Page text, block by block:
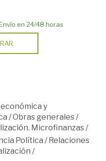
en 24/48 horas
y
/Obras generales/
Microfinanzas/
Política / Relaciones
/